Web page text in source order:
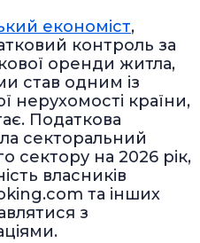
економіст,
контроль за
оренди житла,
став одним із
нерухомості країни,
Податкова
секторальний
сектору на 2026 рік,
власників
та інших
з